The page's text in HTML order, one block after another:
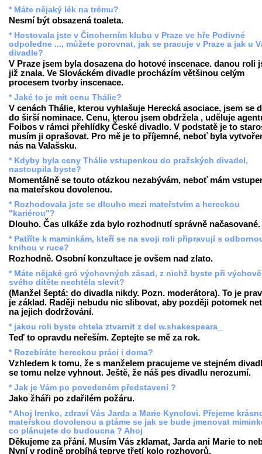
* Máte nějaký lék na trému?
Nesmí být obsazená toaleta.
* Hostovala jste v Činoherním klubu v Praze ve hře Podivné
odpoledne ..., můžete porovnat, jak se pracuje v Praze a jak u
divadle?
V Praze jsem byla dosazena do hotové inscenace. danou roli
již znala. Ve Slováckém divadle procházím většinou celým
procesem tvorby inscenace.
* Jaké to je mít cenu Thálie?
V cenách Thálie, kterou vyhlašuje Herecká asociace, jsem se
do širší nominace. Cenu, kterou jsem obdržela , uděluje
Foibos v rámci přehlídky České divadlo. V podstatě je to
musím ji oprašovat. Pro mě je to příjemné, neboť byla
nás na Valašsku.
* Kdyby byla ceny Thálie vstupenkou do pražských divadel,
nastoupila byste?
Momentálně se touto otázkou nezabývám, neboť mám
na mateřskou dovolenou.
* Rozhodovala jste se dlouho mezi mateřstvím a hereckou
"kariérou"?
Dlouho. Čas ulkáže zda bylo rozhodnutí správně načasované.
* Patříte k maminkám, kteří se na svoji roli připravují s
knihou v ruce?
Rozhodně. Osobní konzultace je ovšem nad zlato.
* Máte nějaké gró výchovných zásad, z nichž byste při výchově
svého dítěte nechtěla slevit?
(Manžel šeptá: do divadla nikdy. Pozn. moderátora). To je
je základ. Raději nebudu nic slibovat, aby později potomek
na jejich dodržování.
* jakou roli byste chtela ztvarnit z del w.shakespeara_
Teď to opravdu neřeším. Zeptejte se mě za rok.
* Rozebíráte hereckou práci i doma?
Vzhledem k tomu, že s manželem pracujeme ve stejném
se tomu nelze vyhnout. Ještě, že náš pes divadlu nerozumí.
* Jak je Vám po povedeném představení ?
Jako žháři po zdařilém požáru.
* Ahoj Irenko, zdraví Vás Jarda a Marie Kynclovi. Přejeme
mateřskou dovolenou a ptáme se jak se bude jmenovat
co plánujete do budoucna ? Ahoj
Děkujeme za přání. Musím Vás zklamat, Jarda ani Marie to
Nyní v rodině probíhá teprve třetí kolo rozhovorů.